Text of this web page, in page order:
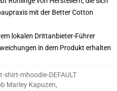
mit der Better Cotton
lokalen Drittanbieter-Führer
in dem Produkt erhalten
shirt-mhoodie-DEFAULT
Marley Kapuzen,